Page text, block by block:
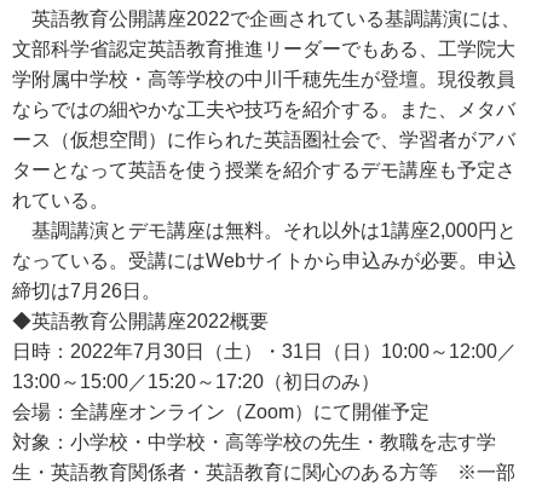
英語教育公開講座2022で企画されている基調講演には、
文部科学省認定英語教育推進リーダーでもある、工学院大
学附属中学校・高等学校の中川千穂先生が登壇。現役教員
ならではの細やかな工夫や技巧を紹介する。また、メタバ
ース（仮想空間）に作られた英語圏社会で、学習者がアバ
ターとなって英語を使う授業を紹介するデモ講座も予定さ
れている。
基調講演とデモ講座は無料。それ以外は1講座2,000円と
なっている。受講にはWebサイトから申込みが必要。申込
締切は7月26日。
◆英語教育公開講座2022概要
日時：2022年7月30日（土）・31日（日）10:00～12:00／
13:00～15:00／15:20～17:20（初日のみ）
会場：全講座オンライン（Zoom）にて開催予定
対象：小学校・中学校・高等学校の先生・教職を志す学
生・英語教育関係者・英語教育に関心のある方等 ※一部